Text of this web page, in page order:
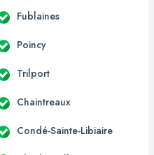
Fublaines
Poincy
Trilport
Chaintreaux
Condé-Sainte-Libiaire